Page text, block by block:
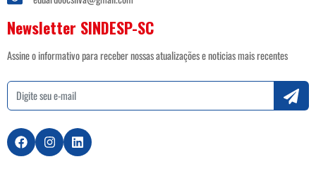
Newsletter SINDESP-SC
Assine o informativo para receber nossas atualizações e noticias mais recentes